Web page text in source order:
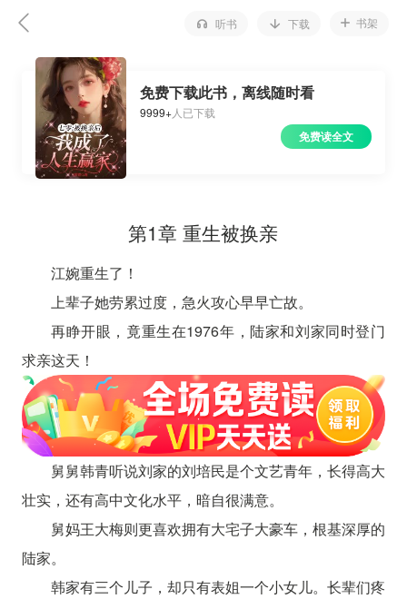
听书 下载 书架
免费下载此书，离线随时看
9999+人已下载
免费读全文
第1章 重生被换亲
江婉重生了！
上辈子她劳累过度，急火攻心早早亡故。
再睁开眼，竟重生在1976年，陆家和刘家同时登门
求亲这天！
舅舅韩青听说刘家的刘培民是个文艺青年，长得高大
壮实，还有高中文化水平，暗自很满意。
舅妈王大梅则更喜欢拥有大宅子大豪车，根基深厚的
陆家。
韩家有三个儿子，却只有表姐一个小女儿。长辈们疼